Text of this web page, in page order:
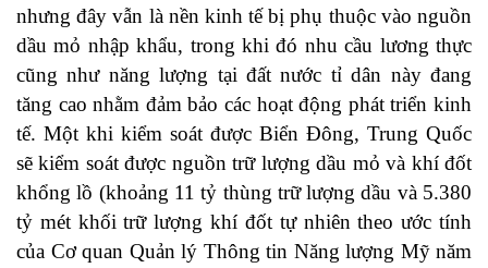
nhưng đây vẫn là nền kinh tế bị phụ thuộc vào nguồn
dầu mỏ nhập khẩu, trong khi đó nhu cầu lương thực
cũng như năng lượng tại đất nước tỉ dân này đang
tăng cao nhằm đảm bảo các hoạt động phát triển kinh
tế. Một khi kiểm soát được Biển Đông, Trung Quốc
sẽ kiểm soát được nguồn trữ lượng dầu mỏ và khí đốt
khổng lồ (khoảng 11 tỷ thùng trữ lượng dầu và 5.380
tỷ mét khối trữ lượng khí đốt tự nhiên theo ước tính
của Cơ quan Quản lý Thông tin Năng lượng Mỹ năm